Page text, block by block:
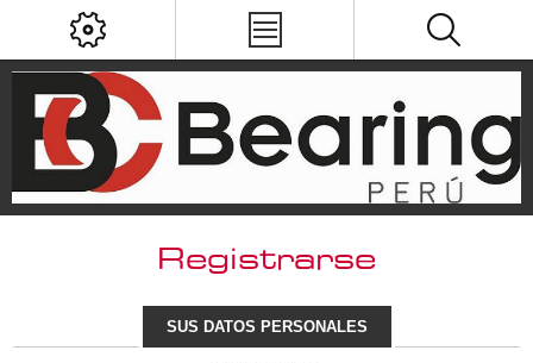
Registrarse
SUS DATOS PERSONALES